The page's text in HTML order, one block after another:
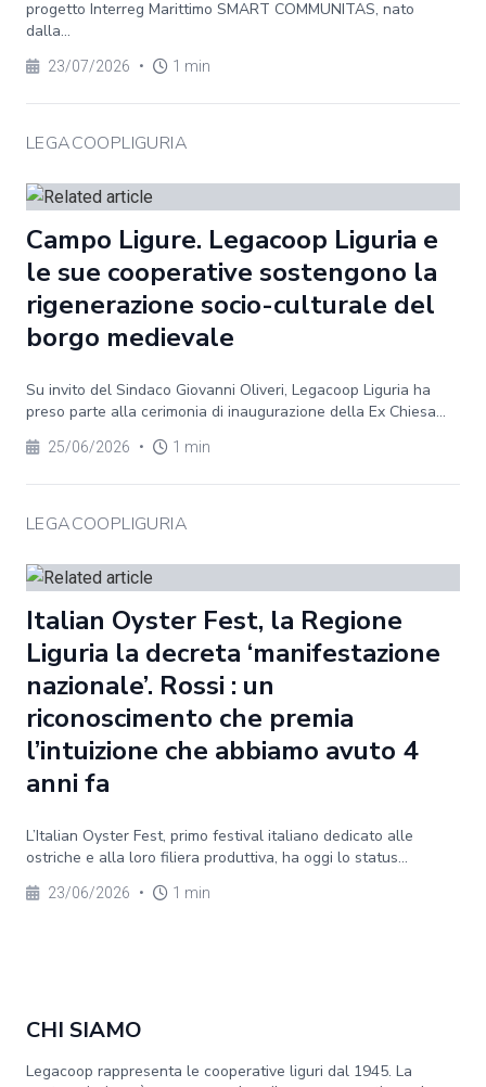
progetto Interreg Marittimo SMART COMMUNITAS, nato
dalla...
23/07/2026 • 1 min
LEGACOOPLIGURIA
Campo Ligure. Legacoop Liguria e
le sue cooperative sostengono la
rigenerazione socio-culturale del
borgo medievale
Su invito del Sindaco Giovanni Oliveri, Legacoop Liguria ha
preso parte alla cerimonia di inaugurazione della Ex Chiesa...
25/06/2026 • 1 min
LEGACOOPLIGURIA
Italian Oyster Fest, la Regione
Liguria la decreta ‘manifestazione
nazionale’. Rossi : un
riconoscimento che premia
l’intuizione che abbiamo avuto 4
anni fa
L’Italian Oyster Fest, primo festival italiano dedicato alle
ostriche e alla loro filiera produttiva, ha oggi lo status...
23/06/2026 • 1 min
CHI SIAMO
Legacoop rappresenta le cooperative liguri dal 1945. La